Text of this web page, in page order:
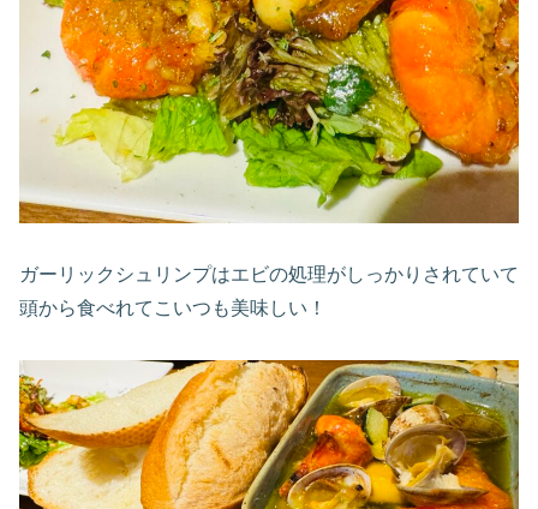
ガーリックシュリンプはエビの処理がしっかりされていて
頭から食べれてこいつも美味しい！